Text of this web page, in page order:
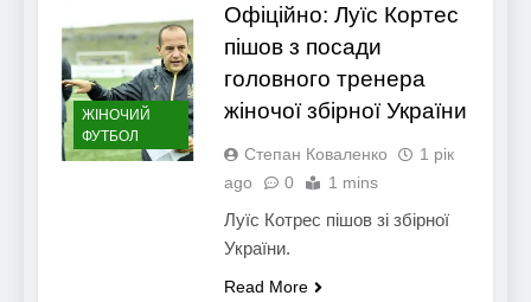
ЖІНОЧИЙ
ФУТБОЛ
Офіційно: Луїс Кортес
пішов з посади
головного тренера
жіночої збірної України
Степан Коваленко
1 рік
ago
0 1 mins
Луїс Котрес пішов зі збірної
України.
Read More